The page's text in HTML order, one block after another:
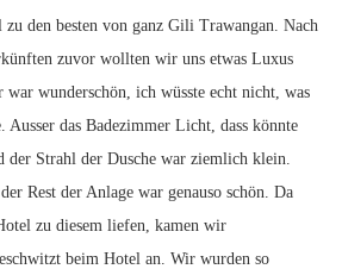
den besten von ganz Gili Trawangan. Nach
zuvor wollten wir uns etwas Luxus
war wunderschön, ich wüsste echt nicht, was
Ausser das Badezimmer Licht, dass könnte
der Strahl der Dusche war ziemlich klein.
Rest der Anlage war genauso schön. Da
zu diesem liefen, kamen wir
beim Hotel an. Wir wurden so